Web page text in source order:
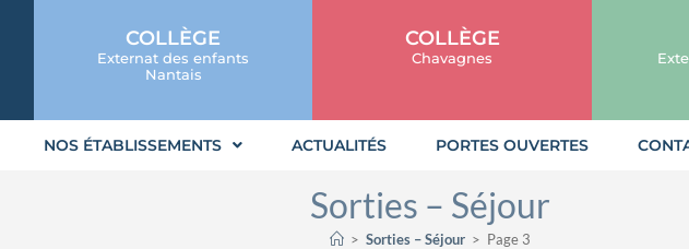
COLLÈGE
Externat des enfants
Nantais
COLLÈGE
Chavagnes
NOS ÉTABLISSEMENTS ACTUALITÉS PORTES OUVERTES
Sorties – Séjour
> Sorties – Séjour > Page 3